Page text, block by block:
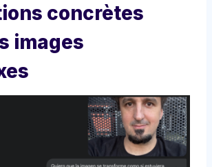
concrètes
images